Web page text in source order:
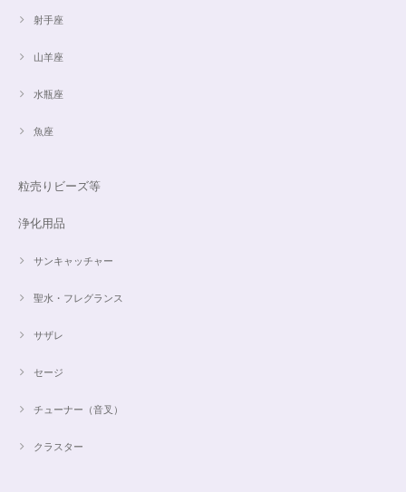
射手座
山羊座
水瓶座
魚座
粒売りビーズ等
浄化用品
サンキャッチャー
聖水・フレグランス
サザレ
セージ
チューナー（音叉）
クラスター